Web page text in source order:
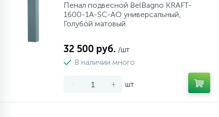
Пенал подвесной BelBagno KRAFT-
1600-1A-SC-AO универсальный,
Голубой матовый
32 500 руб. /шт
В наличии много
- + шт